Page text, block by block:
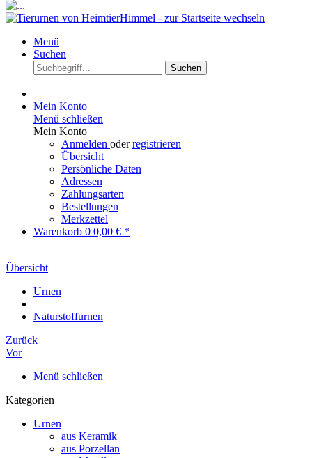
Menü
Suchen
Suchen
Mein Konto
Menü schließen
Mein Konto
Anmelden oderregistrieren
Übersicht
Persönliche Daten
Adressen
Zahlungsarten
Bestellungen
Merkzettel
Warenkorb 0 0,00 € *
Übersicht
Urnen
Naturstoffurnen
Zurück
Vor
Menü schließen
Kategorien
Urnen
aus Keramik
aus Porzellan